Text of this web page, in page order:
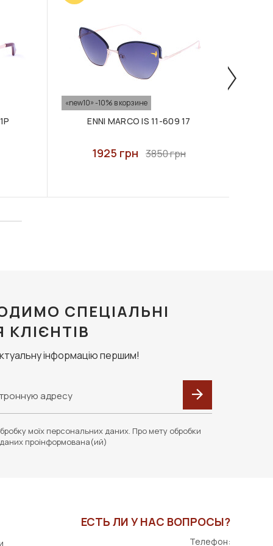
«new10» -10% в корзине
ENNI MARCO IS 11-609 17
1925 грн 3850 грн
СПЕЦІАЛЬНІ
КЛІЄНТІВ
інформацію першим!
моїх персональних даних. Про мету обробки
проінформована(ий)
ЕСТЬ ЛИ У НАС ВОПРОСЫ?
Телефон: